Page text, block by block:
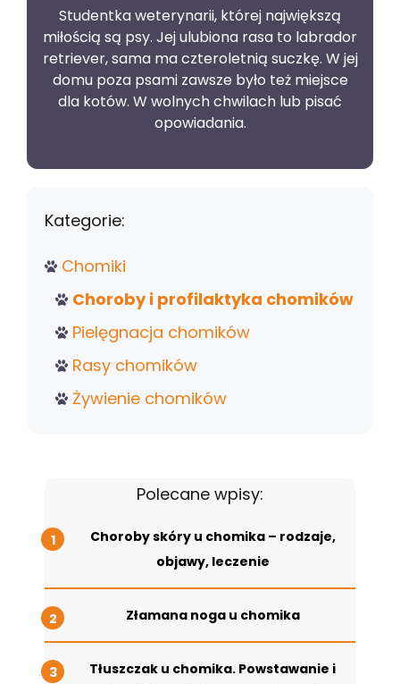
Studentka weterynarii, której największą
miłością są psy. Jej ulubiona rasa to labrador
retriever, sama ma czteroletnią suczkę. W jej
domu poza psami zawsze było też miejsce
dla kotów. W wolnych chwilach lub pisać
opowiadania.
Kategorie:
Chomiki
Choroby i profilaktyka chomików
Pielęgnacja chomików
Rasy chomików
Żywienie chomików
Polecane wpisy:
Choroby skóry u chomika – rodzaje,
objawy, leczenie
Złamana noga u chomika
Tłuszczak u chomika. Powstawanie i